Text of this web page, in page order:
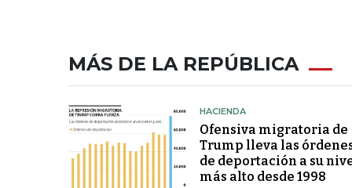
MÁS DE LA REPÚBLICA
HACIENDA
Ofensiva migratoria de
Trump lleva las
de deportación a su
más alto desde 1998